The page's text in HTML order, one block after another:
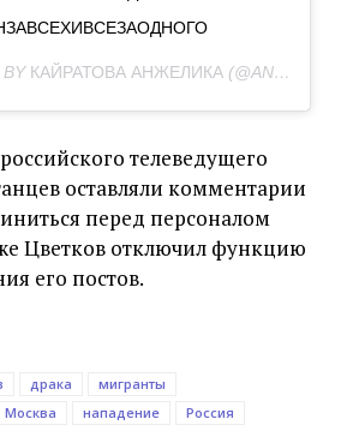
BY КАЙРАТОВА АНЖЕЛИКА (@ANJELIKA_KAIRATOVNA_OFFICIAL) ON
телеведущего
оставляли комментарии
перед персоналом
Цветков отключил функцию
его постов.
драка
мигранты
Москва нападение Россия